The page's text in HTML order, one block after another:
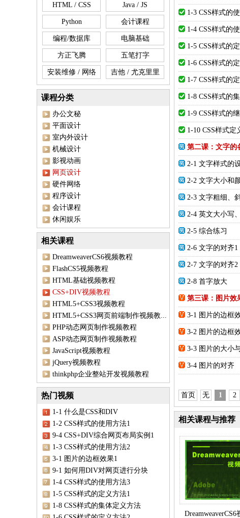
HTML / CSS Java / JS
Python 会计课程
编程/数据库 电脑基础
方正飞腾 五笔打字
安装维修 / 网络 吉他 / 尤克里里
课程分类
办公文秘
平面设计
室内外设计
机械设计
影视动画
网页设计
硬件网络
程序设计
会计课程
休闲娱乐
相关课程
DreamweaverCS6视频教程
FlashCS5视频教程
HTML基础视频教程
CSS+DIV视频教程
HTML5+CSS3视频教程
HTML5+CSS3网页前端制作视频教...
PHP动态网页制作视频教程
ASP动态网页制作视频教程
JavaScript视频教程
jQuery视频教程
thinkphp企业整站开发视频教程
热门视频
1-1 什么是CSS和DIV
1-2 CSS样式的使用方法1
9-4 CSS+DIV综合网页布局实例1
1-3 CSS样式的使用方法2
3-1 图片的边框效果1
9-1 如何用DIV对网页进行分块
1-4 CSS样式的使用方法3
1-5 CSS样式的定义方法1
1-8 CSS样式的集体定义方法
1-3 CSS样式的
1-4 CSS样式的
1-5 CSS样式的
1-6 CSS样式的
1-7 CSS样式的
1-8 CSS样式的
1-9 CSS样式的
1-10 CSS样式定
第二课：文字的
2-1 文字样式的
2-2 文字大小和
2-3 文字粗细、
2-4 英文大小写
2-5 综合练习
2-6 文字的对齐1
2-7 文字的对齐2
2-8 首字放大
第三课：图片效
3-1 图片的边框
3-2 图片的边框
3-3 图片的大小
3-4 图片的对齐
首页 无 1 2
相关课程与推荐
DreamweaverCS6